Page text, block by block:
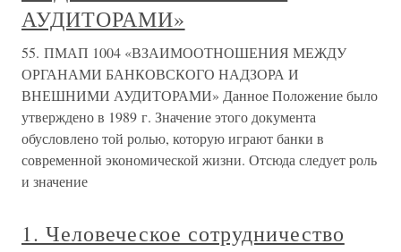
АУДИТОРАМИ»
55. ПМАП 1004 «ВЗАИМООТНОШЕНИЯ МЕЖДУ
ОРГАНАМИ БАНКОВСКОГО НАДЗОРА И
ВНЕШНИМИ АУДИТОРАМИ» Данное Положение было
утверждено в 1989 г. Значение этого документа
обусловлено той ролью, которую играют банки в
современной экономической жизни. Отсюда следует роль
и значение
1. Человеческое сотрудничество